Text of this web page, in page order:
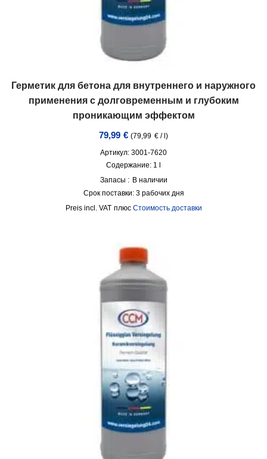
Герметик для бетона для внутреннего и наружного
применения с долговременным и глубоким
проникающим эффектом
79,99 € (79,99 € /l)
Артикул: 3001-7620
Содержание: 1
Запасы : В наличии
Срок поставки: 3 рабочих дня
incl. VAT плюс Стоимость доставки